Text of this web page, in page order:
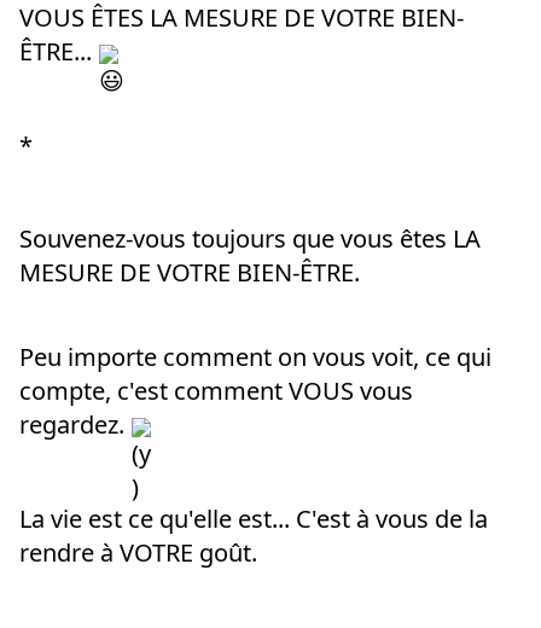
VOUS ÊTES LA MESURE DE VOTRE BIEN-
ÊTRE...
*
Souvenez-vous toujours que vous êtes LA
MESURE DE VOTRE BIEN-ÊTRE.
Peu importe comment on vous voit, ce qui
compte, c'est comment VOUS vous
regardez.
La vie est ce qu'elle est... C'est à vous de la
rendre à VOTRE goût.